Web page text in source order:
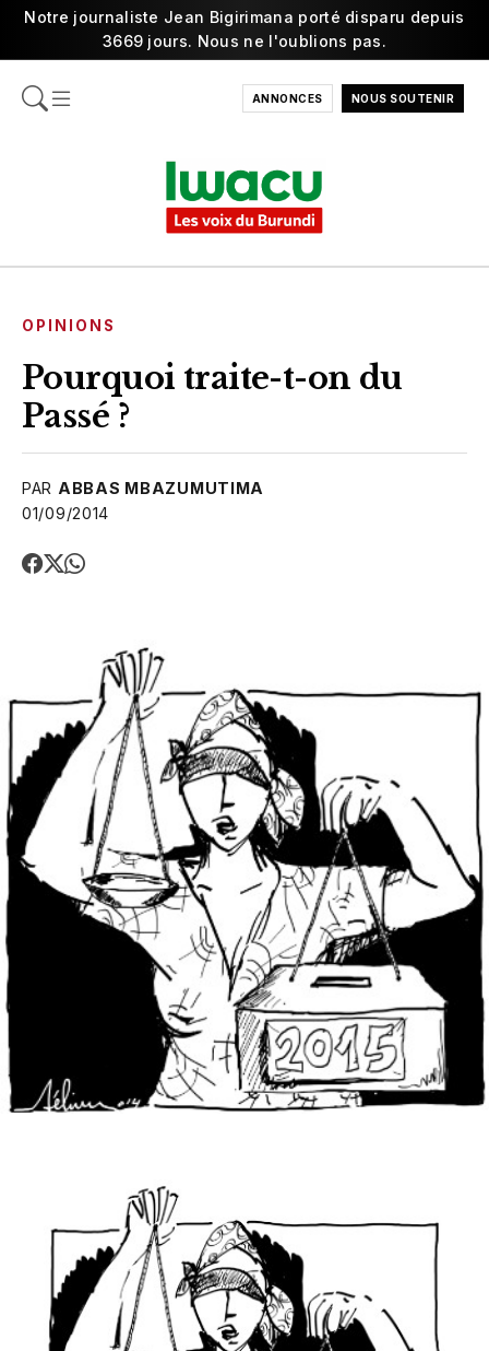
Notre journaliste Jean Bigirimana porté disparu depuis
3669 jours. Nous ne l'oublions pas.
ANNONCES NOUS SOUTENIR
OPINIONS
Pourquoi traite-t-on du
Passé ?
PAR ABBAS MBAZUMUTIMA
01/09/2014